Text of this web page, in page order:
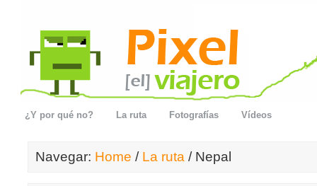
¿Y por qué no? La ruta Fotografías Vídeos
Navegar: Home / La ruta / Nepal